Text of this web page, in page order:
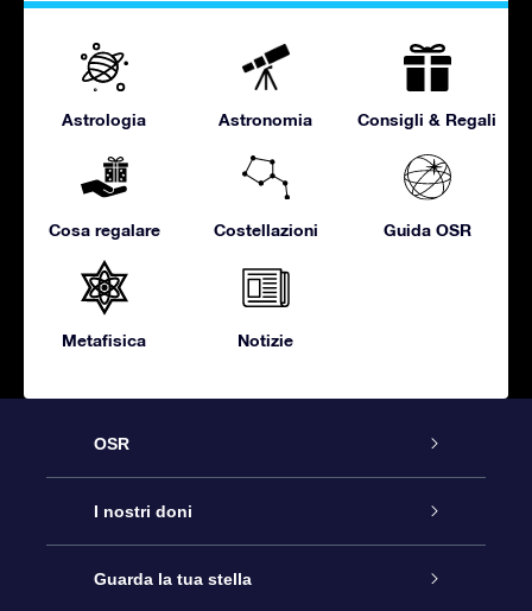
Astrologia Astronomia Consigli & Regali
Cosa regalare Costellazioni Guida OSR
Metafisica Notizie
OSR
Assistenza
Contattaci
I nostri doni
Online Star Gift
Guarda la tua stella